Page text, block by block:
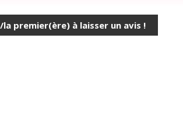
la premier(ère) à laisser un avis !